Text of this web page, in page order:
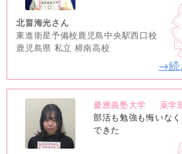
北畠海光さん
東進衛星予備校鹿児島中央駅西口校
鹿児島県 私立 樟南高校
→続
no
image
慶應義塾大学
薬学
部活も勉強も悔いな
できた